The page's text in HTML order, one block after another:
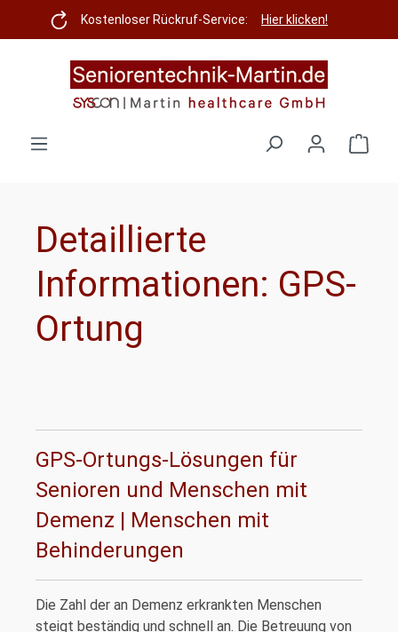
Zum Hauptinhalt springen
Kostenloser Rückruf-Service: Hier klicken!
Detaillierte
Informationen: GPS-
Ortung
GPS-Ortungs-Lösungen für
Senioren und Menschen mit
Demenz | Menschen mit
Behinderungen
Die Zahl der an Demenz erkrankten Menschen
steigt beständig und schnell an. Die Betreuung von